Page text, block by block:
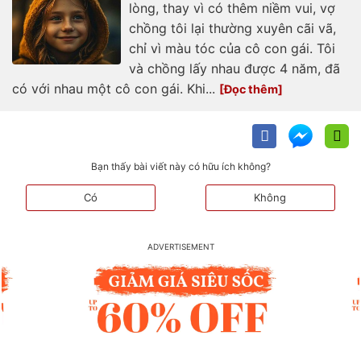
lòng, thay vì có thêm niềm vui, vợ
chồng tôi lại thường xuyên cãi vã,
chỉ vì màu tóc của cô con gái. Tôi
và chồng lấy nhau được 4 năm, đã
có với nhau một cô con gái. Khi...
Bạn thấy bài viết này có hữu ích không?
Có Không